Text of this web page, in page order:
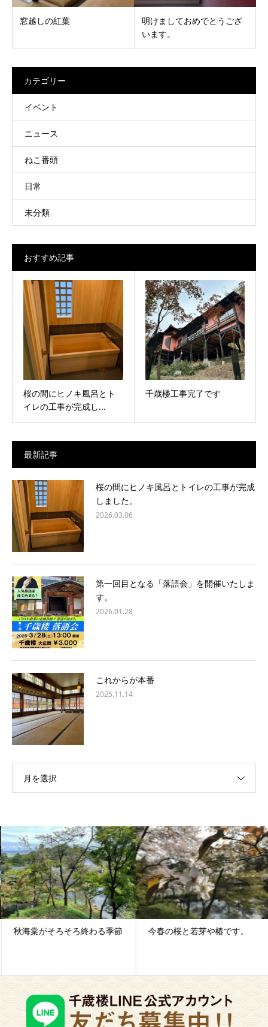
窓越しの紅葉
明けましておめでとうござ
います。
カテゴリー
イベント
ニュース
ねこ番頭
日常
未分類
おすすめ記事
桜の間にヒノキ風呂とト
イレの工事が完成し...
千歳楼工事完了です
最新記事
桜の間にヒノキ風呂とトイレの工事が完成
しました。
2026.03.06
第一回目となる「落語会」を開催いたしま
す。
2026.01.28
これからが本番
2025.11.14
月を選択
秋海棠がそろそろ終わる季節 今春の桜と若芽や椿です。